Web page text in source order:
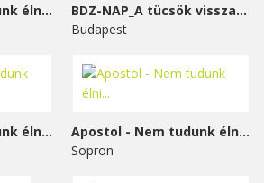
Apostol - Nem tudunk élni...
BDZ-NAP_A tücsök visszavág
Budapest
Apostol - Nem tudunk élni...
Apostol - Nem tudunk élni...
Sopron